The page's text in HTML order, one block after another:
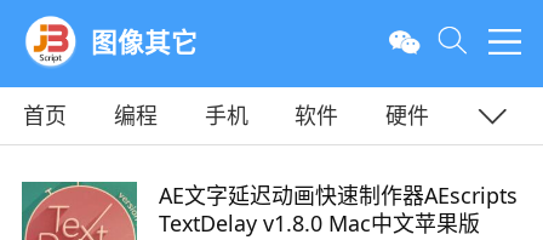
图像其它
首页 编程 手机 软件
硬件
AE文字延迟动画快速制作器AEscripts
TextDelay v1.8.0 Mac中文苹果版